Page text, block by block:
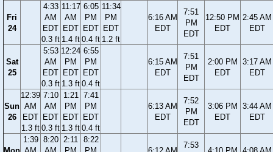
Fri
24
4:33
AM
EDT
0.3 ft
11:17
AM
EDT
1.4 ft
6:05
PM
EDT
0.4 ft
11:34
PM
EDT
1.2 ft
6:16 AM
EDT
7:51
PM
EDT
12:50 PM
EDT
2:45 AM
EDT
Sat
25
5:53
AM
EDT
0.3 ft
12:24
PM
EDT
1.3 ft
6:55
PM
EDT
0.4 ft
6:15 AM
EDT
7:51
PM
EDT
2:00 PM
EDT
3:17 AM
EDT
Sun
26
12:39
AM
EDT
1.3 ft
7:10
AM
EDT
0.3 ft
1:21
PM
EDT
1.3 ft
7:41
PM
EDT
0.4 ft
6:13 AM
EDT
7:52
PM
EDT
3:06 PM
EDT
3:44 AM
EDT
1:39 8:20
2:11
8:22
7:53